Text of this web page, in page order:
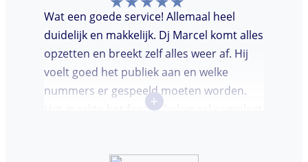
Wat een goede service! Allemaal heel
duidelijk en makkelijk. Dj Marcel komt alles
opzetten en breekt zelf alles weer af. Hij
voelt goed het publiek aan en welke
nummers er gespeeld moeten worden.
Het maakte het feestje helemaal compleet
+